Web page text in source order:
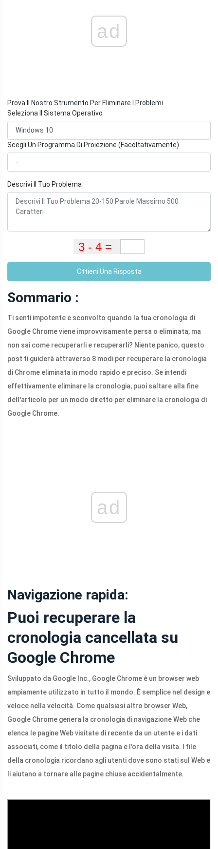
ad
Prova Il Nostro Strumento Per Eliminare I Problemi
Seleziona Il Sistema Operativo
Scegli Un Programma Di Proiezione (Facoltativamente)
Descrivi Il Tuo Problema
Ottieni Una Risposta
Sommario :
Ti senti impotente e sconvolto quando la tua cronologia di
Google Chrome viene improvvisamente persa o eliminata, ma
non sai come recuperarli e recuperarli? Niente panico, questo
post ti guiderà attraverso 8 modi per recuperare la cronologia
di Chrome eliminata in modo rapido e preciso. Se intendi
effettivamente eliminare la cronologia, puoi saltare alla fine
dell'articolo per un modo diretto per eliminare la cronologia di
Google Chrome.
ad
Navigazione rapida:
Puoi recuperare la
cronologia cancellata su
Google Chrome
Sviluppato da Google Inc., Google Chrome è un browser web
ampiamente utilizzato in tutto il mondo. È semplice nel design e
veloce nella velocità. Come qualsiasi altro browser Web,
Google Chrome genera la cronologia di navigazione Web che
elenca le pagine Web visitate di recente da un utente e i dati
associati, come il titolo della pagina e l'ora della visita. I file
della cronologia ricordano agli utenti dove sono stati sul Web e
li aiutano a tornare alle pagine chiuse accidentalmente.